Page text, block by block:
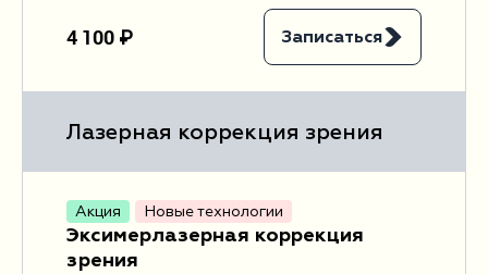
4 100 ₽ Записаться
Лазерная коррекция зрения
Акция Новые технологии
Эксимерлазерная коррекция
зрения